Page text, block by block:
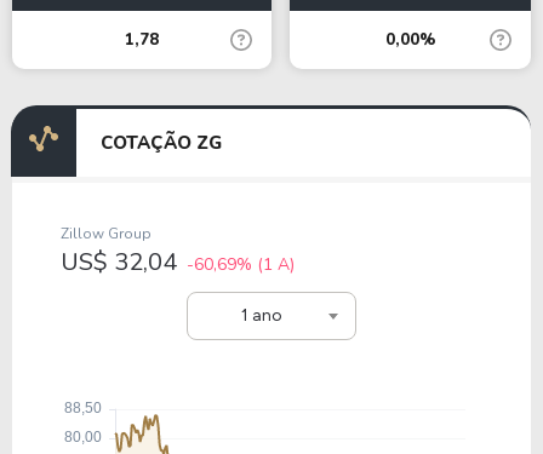
1,78 0,00%
COTAÇÃO ZG
1 ano
Zillow Group
US$ 32,04 -60,69% (1 A)